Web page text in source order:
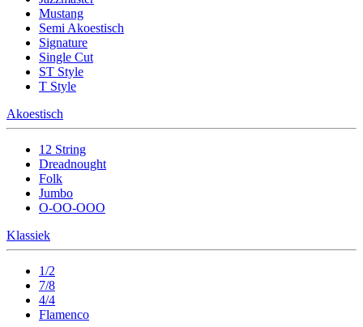
Mustang
Semi Akoestisch
Signature
Single Cut
ST Style
T Style
Akoestisch
12 String
Dreadnought
Folk
Jumbo
O-OO-OOO
Klassiek
1/2
7/8
4/4
Flamenco